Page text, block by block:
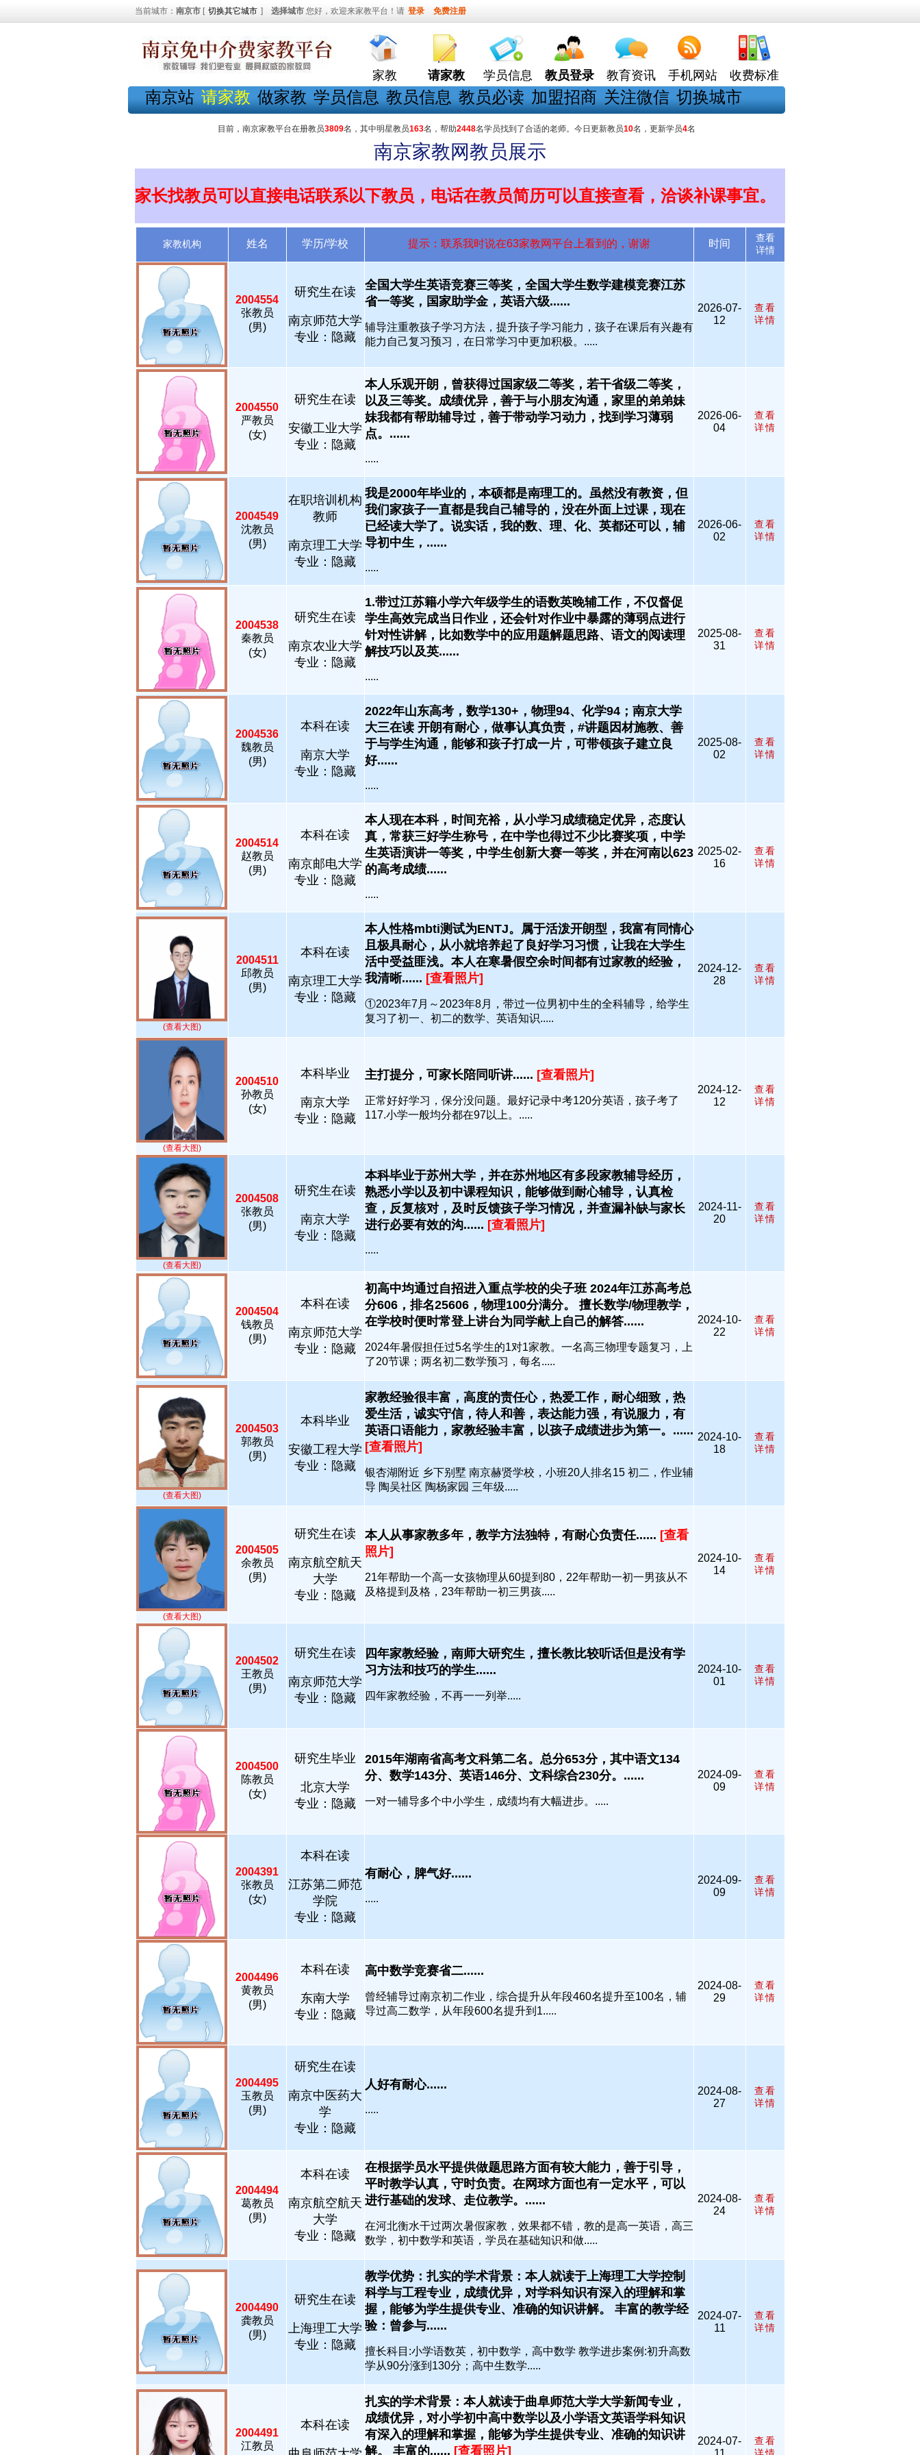
当前城市： 南京市 [ 切换其它城市 ] 选择城市 您好，欢迎来家教平台！请 登录 免费注册
家教 请家教 学员信息 教员登录 教育资讯 手机网站 收费标准
南京站 请家教 做家教 学员信息 教员信息 教员必读 加盟招商 关注微信 切换城市
目前，南京家教平台在册教员3809名，其中明星教员163名，帮助2448名学员找到了合适的老师。今日更新教员10名，更新学员4名
南京家教网教员展示
家长找教员可以直接电话联系以下教员，电话在教员简历可以直接查看，洽谈补课事宜。
家教机构 姓名 学历/学校 提示：联系我时说在63家教网平台上看到的，谢谢 时间
查看
详情
2004554
张教员
(男)
研究生在读
南京师范大学
专业：隐藏
全国大学生英语竞赛三等奖，全国大学生数学建模竞赛江苏
省一等奖，国家助学金，英语六级......
辅导注重教孩子学习方法，提升孩子学习能力，孩子在课后有兴趣有
能力自己复习预习，在日常学习中更加积极。.....
2026-07-
12
查看
详情
2004550
严教员
(女)
研究生在读
安徽工业大学
专业：隐藏
本人乐观开朗，曾获得过国家级二等奖，若干省级二等奖，
以及三等奖。成绩优异，善于与小朋友沟通，家里的弟弟妹
妹我都有帮助辅导过，善于带动学习动力，找到学习薄弱
点。......
.....
2026-06-
04
查看
详情
2004549
沈教员
(男)
在职培训机构
教师
南京理工大学
专业：隐藏
我是2000年毕业的，本硕都是南理工的。虽然没有教资，但
我们家孩子一直都是我自己辅导的，没在外面上过课，现在
已经读大学了。说实话，我的数、理、化、英都还可以，辅
导初中生，......
.....
2026-06-
02
查看
详情
2004538
秦教员
(女)
研究生在读
南京农业大学
专业：隐藏
1.带过江苏籍小学六年级学生的语数英晚辅工作，不仅督促
学生高效完成当日作业，还会针对作业中暴露的薄弱点进行
针对性讲解，比如数学中的应用题解题思路、语文的阅读理
解技巧以及英......
.....
2025-08-
31
查看
详情
2004536
魏教员
(男)
本科在读
南京大学
专业：隐藏
2022年山东高考，数学130+，物理94、化学94；南京大学
大三在读 开朗有耐心，做事认真负责，#讲题因材施教、善
于与学生沟通，能够和孩子打成一片，可带领孩子建立良
好......
.....
2025-08-
02
查看
详情
2004514
赵教员
(男)
本科在读
南京邮电大学
专业：隐藏
本人现在本科，时间充裕，从小学习成绩稳定优异，态度认
真，常获三好学生称号，在中学也得过不少比赛奖项，中学
生英语演讲一等奖，中学生创新大赛一等奖，并在河南以623
的高考成绩......
.....
2025-02-
16
查看
详情
(查看大图)
2004511
邱教员
(男)
本科在读
南京理工大学
专业：隐藏
本人性格mbti测试为ENTJ。属于活泼开朗型，我富有同情心
且极具耐心，从小就培养起了良好学习习惯，让我在大学生
活中受益匪浅。本人在寒暑假空余时间都有过家教的经验，
我清晰...... [查看照片]
①2023年7月～2023年8月，带过一位男初中生的全科辅导，给学生
复习了初一、初二的数学、英语知识.....
2024-12-
28
查看
详情
(查看大图)
2004510
孙教员
(女)
本科毕业
南京大学
专业：隐藏
主打提分，可家长陪同听讲...... [查看照片]
正常好好学习，保分没问题。最好记录中考120分英语，孩子考了
117.小学一般均分都在97以上。.....
2024-12-
12
查看
详情
(查看大图)
2004508
张教员
(男)
研究生在读
南京大学
专业：隐藏
本科毕业于苏州大学，并在苏州地区有多段家教辅导经历，
熟悉小学以及初中课程知识，能够做到耐心辅导，认真检
查，反复核对，及时反馈孩子学习情况，并查漏补缺与家长
进行必要有效的沟...... [查看照片]
.....
2024-11-
20
查看
详情
2004504
钱教员
(男)
本科在读
南京师范大学
专业：隐藏
初高中均通过自招进入重点学校的尖子班 2024年江苏高考总
分606，排名25606，物理100分满分。 擅长数学/物理教学，
在学校时便时常登上讲台为同学献上自己的解答......
2024年暑假担任过5名学生的1对1家教。一名高三物理专题复习，上
了20节课；两名初二数学预习，每名.....
2024-10-
22
查看
详情
(查看大图)
2004503
郭教员
(男)
本科毕业
安徽工程大学
专业：隐藏
家教经验很丰富，高度的责任心，热爱工作，耐心细致，热
爱生活，诚实守信，待人和善，表达能力强，有说服力，有
英语口语能力，家教经验丰富，以孩子成绩进步为第一。......
[查看照片]
银杏湖附近 乡下别墅 南京赫贤学校，小班20人排名15 初二，作业辅
导 陶吴社区 陶杨家园 三年级.....
2024-10-
18
查看
详情
(查看大图)
2004505
余教员
(男)
研究生在读
南京航空航天
大学
专业：隐藏
本人从事家教多年，教学方法独特，有耐心负责任...... [查看
照片]
21年帮助一个高一女孩物理从60提到80，22年帮助一初一男孩从不
及格提到及格，23年帮助一初三男孩.....
2024-10-
14
查看
详情
2004502
王教员
(男)
研究生在读
南京师范大学
专业：隐藏
四年家教经验，南师大研究生，擅长教比较听话但是没有学
习方法和技巧的学生......
四年家教经验，不再一一列举.....
2024-10-
01
查看
详情
2004500
陈教员
(女)
研究生毕业
北京大学
专业：隐藏
2015年湖南省高考文科第二名。总分653分，其中语文134
分、数学143分、英语146分、文科综合230分。......
一对一辅导多个中小学生，成绩均有大幅进步。.....
2024-09-
09
查看
详情
2004391
张教员
(女)
本科在读
江苏第二师范
学院
专业：隐藏
有耐心，脾气好......
.....
2024-09-
09
查看
详情
2004496
黄教员
(男)
本科在读
东南大学
专业：隐藏
高中数学竞赛省二......
曾经辅导过南京初二作业，综合提升从年段460名提升至100名，辅
导过高二数学，从年段600名提升到1.....
2024-08-
29
查看
详情
2004495
玉教员
(男)
研究生在读
南京中医药大
学
专业：隐藏
人好有耐心......
.....
2024-08-
27
查看
详情
2004494
葛教员
(男)
本科在读
南京航空航天
大学
专业：隐藏
在根据学员水平提供做题思路方面有较大能力，善于引导，
平时教学认真，守时负责。在网球方面也有一定水平，可以
进行基础的发球、走位教学。......
在河北衡水干过两次暑假家教，效果都不错，教的是高一英语，高三
数学，初中数学和英语，学员在基础知识和做.....
2024-08-
24
查看
详情
2004490
龚教员
(男)
研究生在读
上海理工大学
专业：隐藏
教学优势：扎实的学术背景：本人就读于上海理工大学控制
科学与工程专业，成绩优异，对学科知识有深入的理解和掌
握，能够为学生提供专业、准确的知识讲解。 丰富的教学经
验：曾参与......
擅长科目:小学语数英，初中数学，高中数学 教学进步案例:初升高数
学从90分涨到130分；高中生数学.....
2024-07-
11
查看
详情
2004491
江教员
本科在读
扎实的学术背景：本人就读于曲阜师范大学大学新闻专业，
成绩优异，对小学初中高中数学以及小学语文英语学科知识
有深入的理解和掌握，能够为学生提供专业、准确的知识讲
解。 丰富的...... [查看照片]
2024-07-
查看